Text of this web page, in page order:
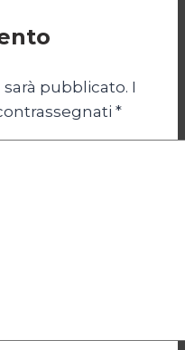
pubblicato. I
*